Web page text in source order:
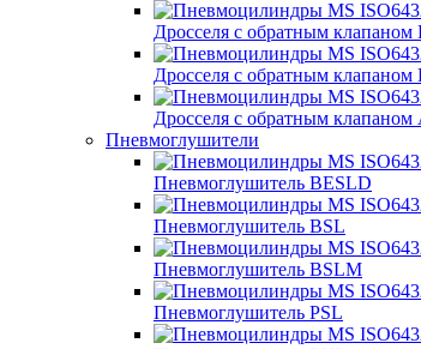
Дросcеля с обратным клапаном
Дросселя с обратным клапаном
Дросселя с обратным клапаном
Пневмоглушители
Пневмоглушитель BESLD
Пневмоглушитель BSL
Пневмоглушитель BSLM
Пневмоглушитель PSL